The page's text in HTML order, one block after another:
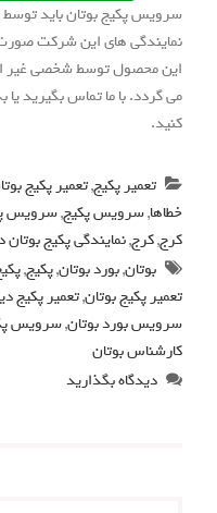
سرویس پکیج بوتان باید
نمایندگی های این شرکت
این محصول توسط شخصی غیر
می گردد. با ما تماس بگیرید یا
کنید.
تعمیر پکیج,تعمیر پکیج
خطاها,سرویس پکیج,سرویس
کرج,کرج,نمایندگی پکیج بوتان
بوتان,بورد بوتان,پکیج,
تعمیر پکیج بوتان,تعمیر پکیج
سرویس بورد بوتان,سرویس
کارشناس بوتان
دیدگاه بگذارید